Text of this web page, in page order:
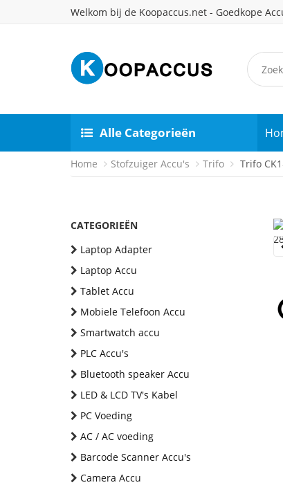
Welkom bij de Koopaccus.net - Goedkope
Alle Categorieën
Home Stofzuiger Accu's Trifo Trifo
CATEGORIEËN
Laptop Adapter
Laptop Accu
Tablet Accu
Mobiele Telefoon Accu
Smartwatch accu
PLC Accu's
Bluetooth speaker Accu
LED & LCD TV's Kabel
PC Voeding
AC / AC voeding
Barcode Scanner Accu's
Camera Accu